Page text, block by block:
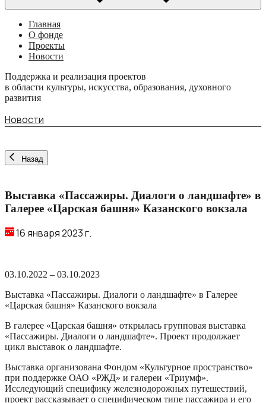
Главная
О фонде
Проекты
Новости
Поддержка и реализация проектов
в области культуры, искусства, образования, духовного
развития
Новости
Назад
Выставка «Пассажиры. Диалоги о ландшафте» в
Галерее «Царская башня» Казанского вокзала
16 января 2023 г.
03.10.2022 – 03.10.2023
Выставка «Пассажиры. Диалоги о ландшафте» в Галерее
«Царская башня» Казанского вокзала
В галерее «Царская башня» открылась групповая выставка
«Пассажиры. Диалоги о ландшафте». Проект продолжает
цикл выставок о ландшафте.
Выставка организована Фондом «Культурное пространство»
при поддержке ОАО «РЖД» и галереи «Триумф».
Исследующий специфику железнодорожных путешествий,
проект рассказывает о специфическом типе пассажира и его